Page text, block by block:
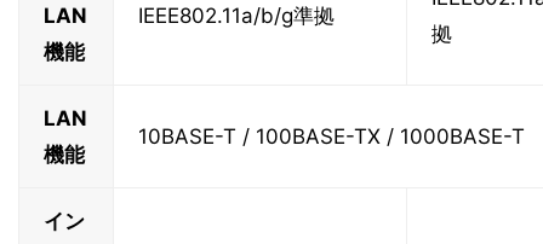
LAN
機能
IEEE802.11a/b/g準拠
拠
LAN
機能
10BASE-T / 100BASE-TX / 1000BASE-T
イン